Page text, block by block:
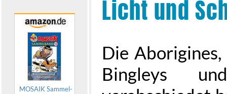
MOSAIK Sammel-
Licht und
Die
Bingleys